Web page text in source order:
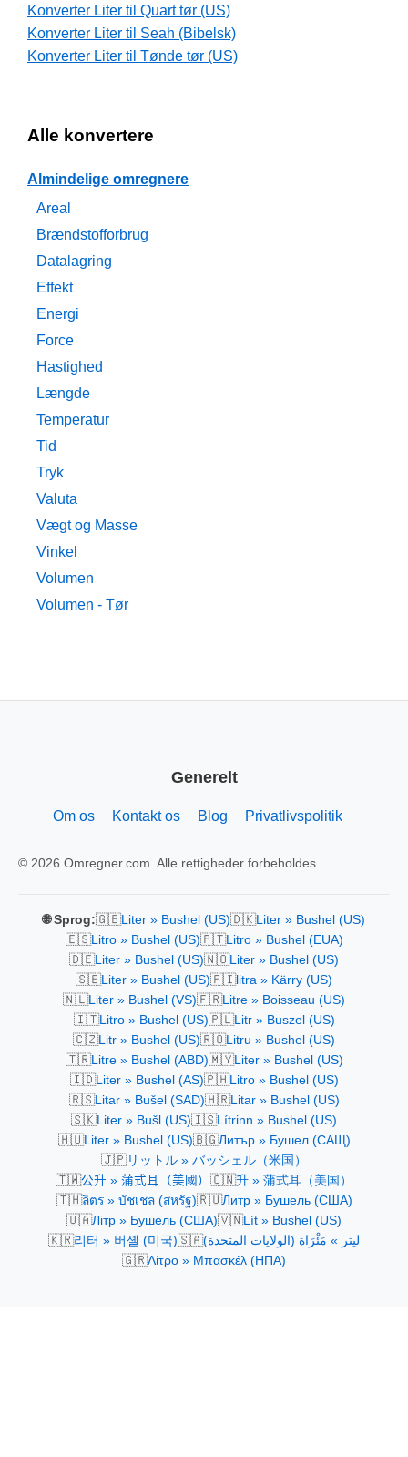
Konverter Liter til Quart tør (US)
Konverter Liter til Seah (Bibelsk)
Konverter Liter til Tønde tør (US)
Alle konvertere
Almindelige omregnere
Areal
Brændstofforbrug
Datalagring
Effekt
Energi
Force
Hastighed
Længde
Temperatur
Tid
Tryk
Valuta
Vægt og Masse
Vinkel
Volumen
Volumen - Tør
Generelt
Om os Kontakt os Blog Privatlivspolitik
© 2026 Omregner.com. Alle rettigheder forbeholdes.
🌐 Sprog:🇬🇧Liter » Bushel (US)🇩🇰Liter » Bushel (US)
🇪🇸Litro » Bushel (US)🇵🇹Litro » Bushel (EUA)
🇩🇪Liter » Bushel (US)🇳🇴Liter » Bushel (US)
🇸🇪Liter » Bushel (US)🇫🇮litra » Kärry (US)
🇳🇱Liter » Bushel (VS)🇫🇷Litre » Boisseau (US)
🇮🇹Litro » Bushel (US)🇵🇱Litr » Buszel (US)
🇨🇿Litr » Bushel (US)🇷🇴Litru » Bushel (US)
🇹🇷Litre » Bushel (ABD)🇲🇾Liter » Bushel (US)
🇮🇩Liter » Bushel (AS)🇵🇭Litro » Bushel (US)
🇷🇸Litar » Bušel (SAD)🇭🇷Litar » Bushel (US)
🇸🇰Liter » Bušl (US)🇮🇸Lítrinn » Bushel (US)
🇭🇺Liter » Bushel (US)🇧🇬Литър » Бушел (САЩ)
🇯🇵リットル » バッシェル（米国）
🇹🇼公升 » 蒲式耳（美國） 🇨🇳升 » 蒲式耳（美国）
🇹🇭ลิตร » บัชเชล (สหรัฐ)🇷🇺Литр » Бушель (США)
🇺🇦Літр » Бушель (США)🇻🇳Lít » Bushel (US)
🇰🇷리터 » 버셸 (미국)🇸🇦ليتر » مَئْرَاة (الولايات المتحدة)
🇬🇷Λίτρο » Μπασκέλ (ΗΠΑ)